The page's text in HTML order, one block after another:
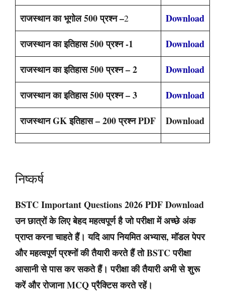
राजस्थान का भूगोल 500 प्रश्न –2
Download
राजस्थान का इतिहास 500 प्रश्न -1
Download
राजस्थान का इतिहास 500 प्रश्न – 2
Download
राजस्थान का इतिहास 500 प्रश्न – 3
Download
राजस्थान GK इतिहास – 200 प्रश्न PDF
Download
निष्कर्ष
BSTC Important Questions 2026 PDF Download
उन छात्रों के लिए बेहद महत्वपूर्ण है जो परीक्षा में अच्छे अंक
प्राप्त करना चाहते हैं। यदि आप नियमित अभ्यास, मॉडल पेपर
और महत्वपूर्ण प्रश्नों की तैयारी करते हैं तो BSTC परीक्षा
आसानी से पास कर सकते हैं। परीक्षा की तैयारी अभी से शुरू
करें और रोजाना MCQ प्रैक्टिस करते रहें।